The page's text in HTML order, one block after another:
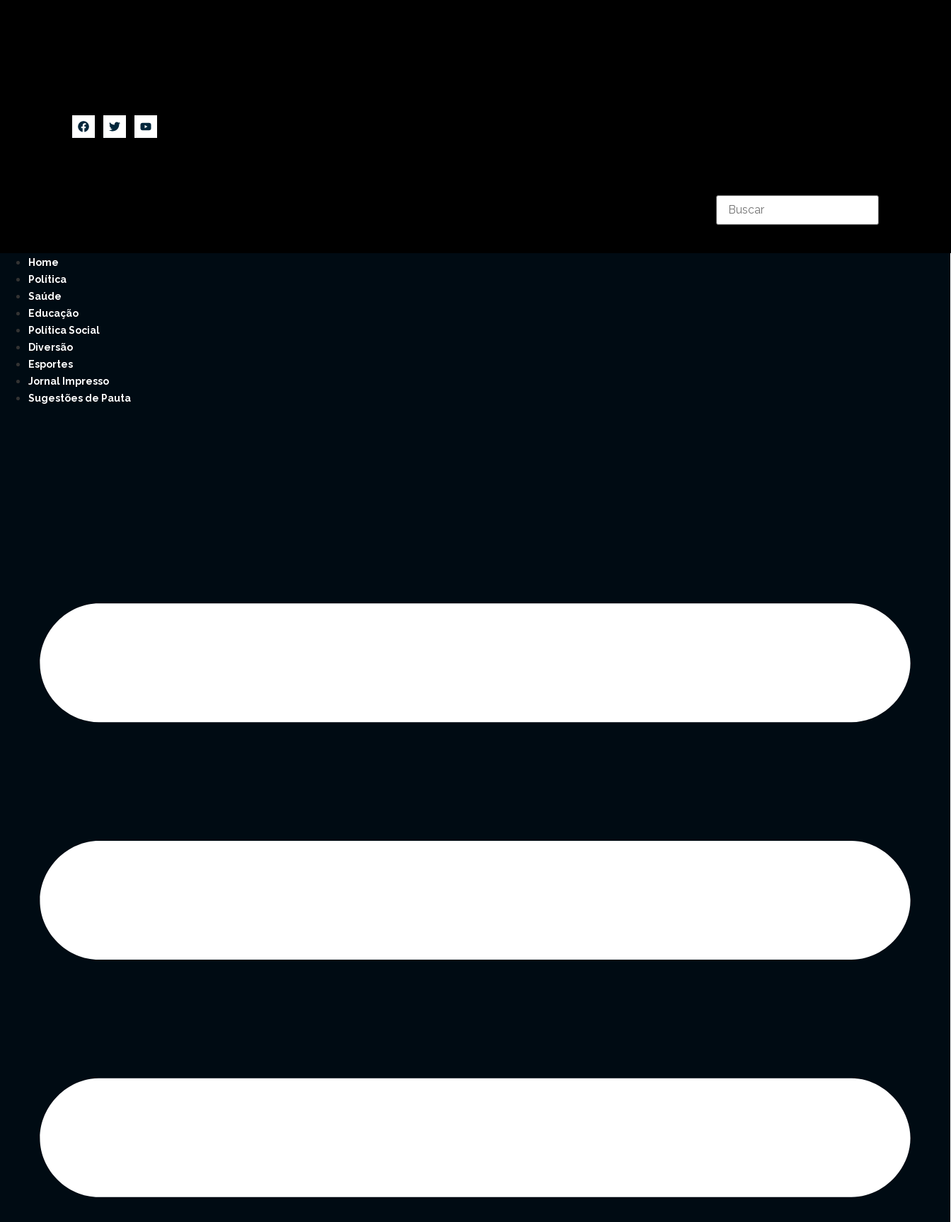
Home
Política
Saúde
Educação
Política Social
Diversão
Esportes
Jornal Impresso
Sugestões de Pauta